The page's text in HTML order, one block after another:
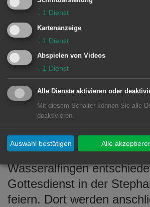
musikalisch begleiteten
Gottesdienst am Sonntag,
10.30 Uhr: Dieser wird
geplant auf dem
stattfinden. Um den
Besuchern eine möglichst
und sichere Teilnahme zu
haben die Verantwortlichen
Stadtverbands für Sport +
Wasseralfingen sowie des
Wasseralfingen
Gottesdienst in der
feiern. Dort werden
↓ 1 Dienst
Kartenanzeige
↓ 1 Dienst
Abspielen von Videos
↓ 1 Dienst
Alle Dienste aktivieren oder
Mit diesem Schalter können Sie alle
deaktivieren.
Auswahl bestätigen Alle